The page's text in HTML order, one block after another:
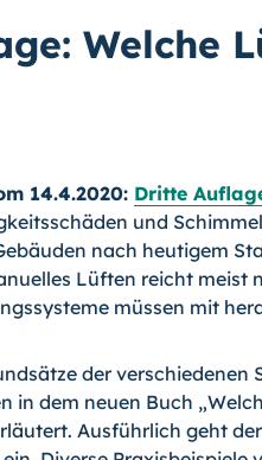
Welche
14.4.2020: Dritte
und
nach heutigem
Lüften reicht meist
müssen mit
der verschiedenen
in dem neuen Buch
Ausführlich geht